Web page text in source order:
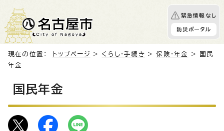
緊急情報なし
防災ポータル
現在の位置： トップページ > くらし・手続き >保険・年金
> 国民
年金
国民年金